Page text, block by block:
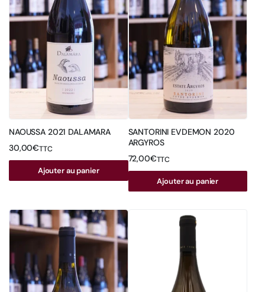
NAOUSSA 2021 DALAMARA
30,00€TTC
Ajouter au panier
SANTORINI EVDEMON 2020
ARGYROS
72,00€TTC
Ajouter au panier